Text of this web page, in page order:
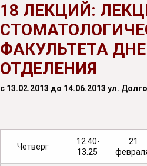
18 ЛЕКЦИЙ:
ФАКУЛЬТЕТА
ОТДЕЛЕНИЯ
с 13.02.2013 до 14.06.2013 ул.
Четверг
12.40-
13.25
21